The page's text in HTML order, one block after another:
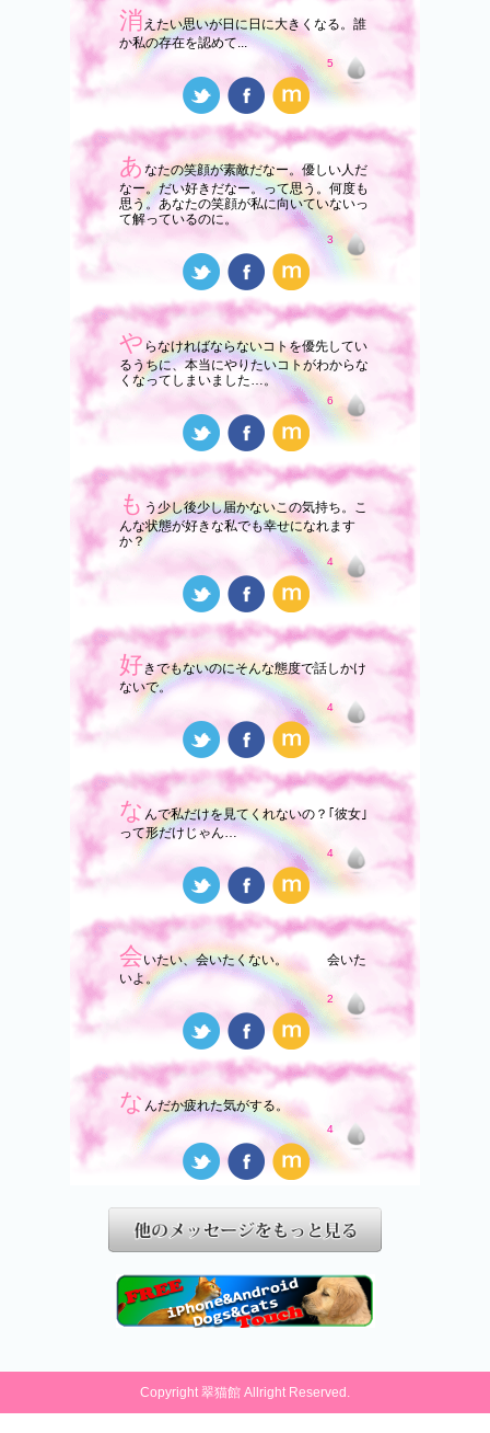
消 えたい思いが日に日に大きくなる。誰
か私の存在を認めて...
5
あ なたの笑顔が素敵だなー。優しい人だ
なー。だい好きだなー。って思う。何度も
思う。あなたの笑顔が私に向いていないっ
て解っているのに。
3
や らなければならないコトを優先してい
るうちに、本当にやりたいコトがわからな
くなってしまいました…。
6
も う少し後少し届かないこの気持ち。こ
んな状態が好きな私でも幸せになれます
か？
4
好きでもないのにそんな態度で話しかけ
ないで。
4
な んで私だけを見てくれないの？｢彼女｣
って形だけじゃん…
4
会いたい、会いたくない。 会いた
いよ。
2
な んだか疲れた気がする。
4
Copyright 翠猫館 Allright Reserved.